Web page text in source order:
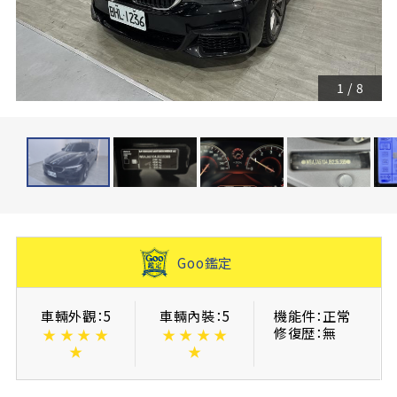
1 / 8
Goo鑑定
車輛外觀：5
★ ★ ★ ★
★
車輛內裝：5
★ ★ ★ ★
★
機能件：正常
修復歴：無